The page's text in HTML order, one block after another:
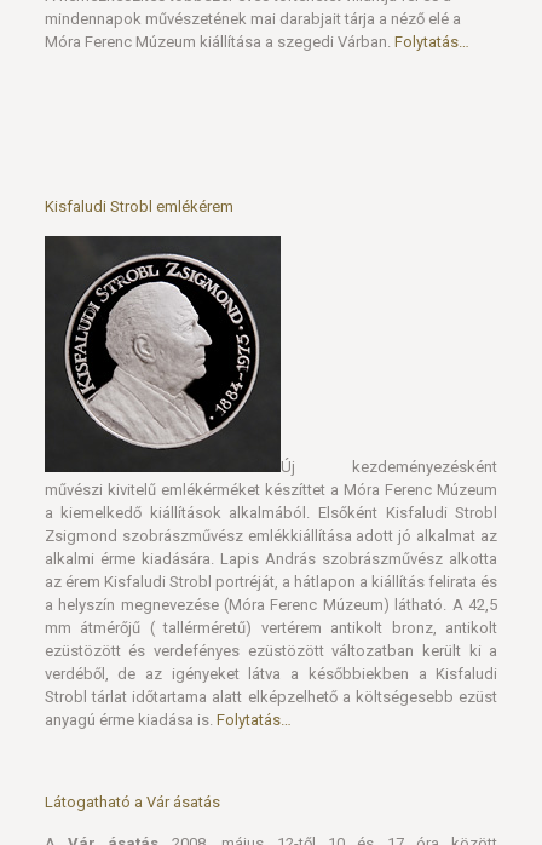
művészi kivitelű emlékérméket készíttet a Móra Ferenc Múzeum
a kiemelkedő kiállítások alkalmából. Elsőként Kisfaludi Strobl
Zsigmond szobrászművész emlékkiállítása adott jó alkalmat az
alkalmi érme kiadására. Lapis András szobrászművész alkotta
az érem Kisfaludi Strobl portréját, a hátlapon a kiállítás felirata és
a helyszín megnevezése (Móra Ferenc Múzeum) látható. A 42,5
mm átmérőjű ( tallérméretű) vertérem antikolt bronz, antikolt
ezüstözött és verdefényes ezüstözött változatban került ki a
verdéből, de az igényeket látva a későbbiekben a Kisfaludi
Strobl tárlat időtartama alatt elképzelhető a költségesebb ezüst
anyagú érme kiadása is.Folytatás…
Látogatható a Vár ásatás
félóránként.
Jegyek megvásárolhatók a Móra Ferenc Múzeum és a Vár